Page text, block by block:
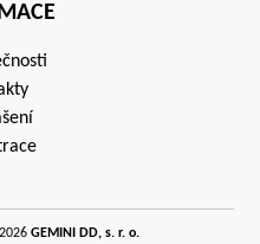
GEMINI DD, s. r. o.